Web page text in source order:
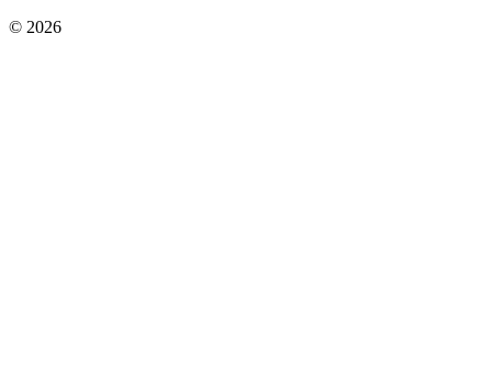
© 2026